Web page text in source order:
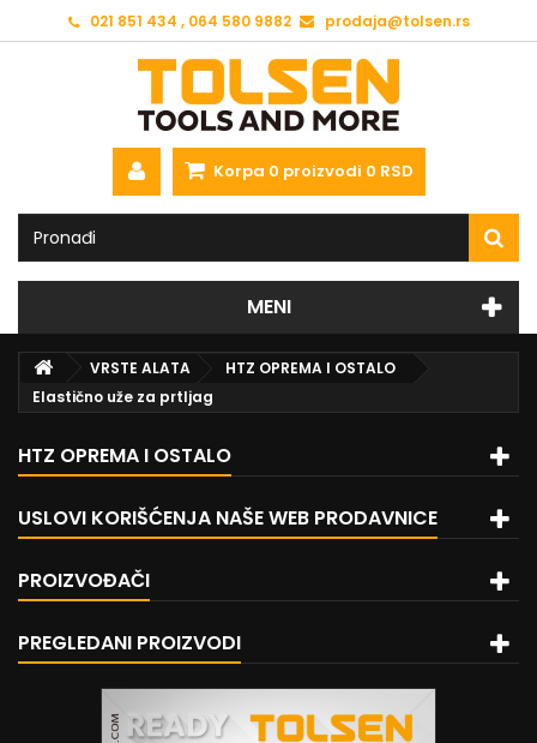
021 851 434 , 064 580 9882 prodaja@tolsen.rs
Korpa 0 proizvodi 0 RSD
MENI
VRSTE ALATA
HTZ OPREMA I OSTALO
Elastično uže za prtljag
HTZ OPREMA I OSTALO
USLOVI KORIŠĆENJA NAŠE WEB PRODAVNICE
PROIZVOĐAČI
PREGLEDANI PROIZVODI